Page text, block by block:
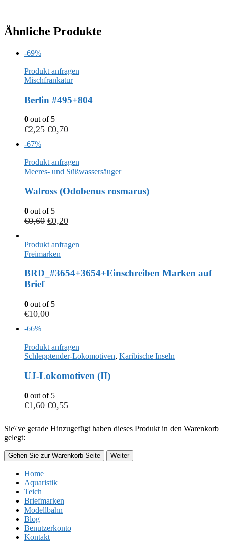
Ähnliche Produkte
-69%
Produkt anfragen
Mischfrankatur
Berlin #495+804
0 out of 5
€2,25 €0,70
-67%
Produkt anfragen
Meeres- und Süßwassersäuger
Walross (Odobenus rosmarus)
0 out of 5
€0,60 €0,20
Produkt anfragen
Freimarken
BRD_#3654+3654+Einschreiben Marken auf
Brief
0 out of 5
€10,00
-66%
Produkt anfragen
Schlepptender-Lokomotiven, Karibische Inseln
UJ-Lokomotiven (II)
0 out of 5
€1,60 €0,55
Sie\'ve gerade Hinzugefügt haben dieses Produkt in den Warenkorb
gelegt:
Gehen Sie zur Warenkorb-Seite Weiter
Home
Aquaristik
Teich
Briefmarken
Modellbahn
Blog
Benutzerkonto
Kontakt